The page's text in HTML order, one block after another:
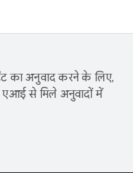
का अनुवाद करने के लिए,
एआई से मिले अनुवादों में